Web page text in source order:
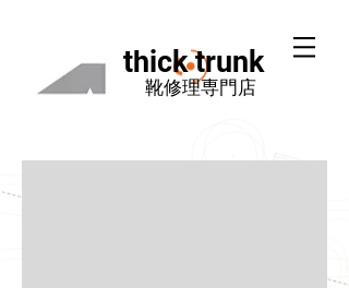
thick trunk
​ 靴修理専門店